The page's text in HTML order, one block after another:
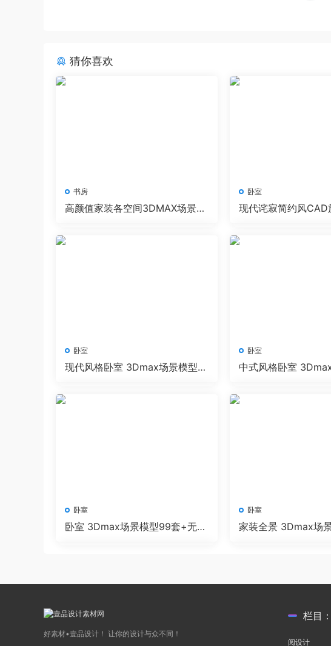
猜你喜欢
书房
高颜值家装各空间3DMAX场景模
卧室
现代诧寂简约风
卧室
现代风格卧室 3Dmax场景模型18
卧室
中式风格卧室
卧室
卧室 3Dmax场景模型99套+无水
卧室
家装全景 3Dmax场
好素材•壹品设计！ 让你的设计与众不同！
栏目：
阅设计